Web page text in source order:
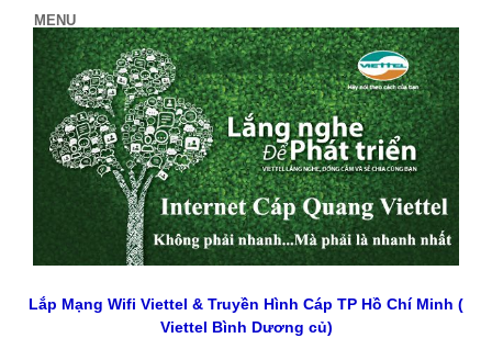
Lắp Mạng Wifi Viettel & Truyền Hình Cáp TP Hồ Chí Minh (
Viettel Bình Dương củ)